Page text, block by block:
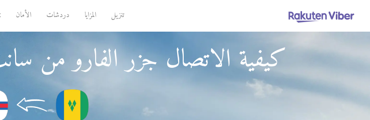
تنزيل المزايا دردشات الأمان
كيفية الاتصال جزر الفارو من